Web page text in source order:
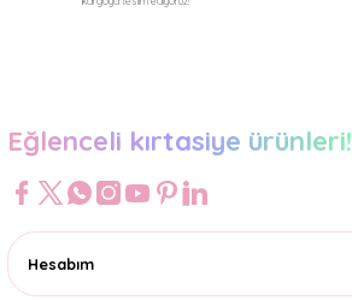
Eğlenceli kırtasiye ürünleri!
Hesabım